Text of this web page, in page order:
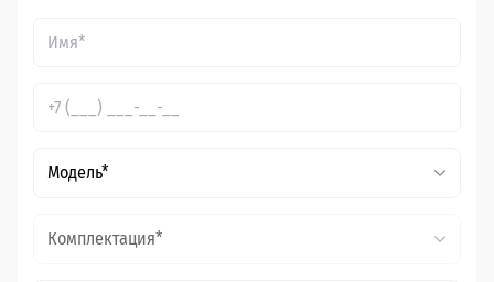
Модель*
Комплектация*